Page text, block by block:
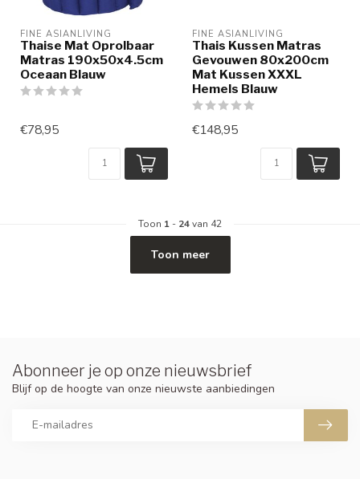
FINE ASIANLIVING
Thaise Mat Oprolbaar
Matras 190x50x4.5cm
Oceaan Blauw
€78,95
FINE ASIANLIVING
Thais Kussen Matras
Gevouwen 80x200cm
Mat Kussen XXXL
Hemels Blauw
€148,95
Toon 1 - 24van 42
Toon meer
Abonneer je op onze nieuwsbrief
Blijf op de hoogte van onze nieuwste aanbiedingen